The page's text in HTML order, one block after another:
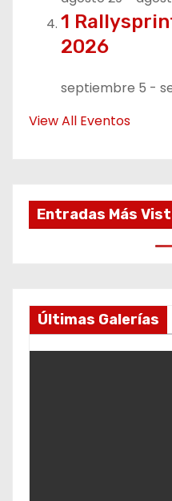
1
2026
septiembre 5 -
View All Eventos
Entradas Más
Últimas Galerías